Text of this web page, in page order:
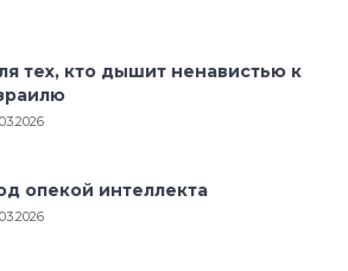
тех, кто дышит ненавистью к
опекой интеллекта